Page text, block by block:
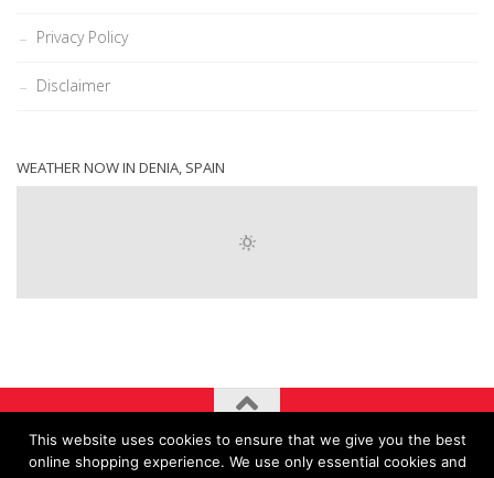
Privacy Policy
Disclaimer
WEATHER NOW IN DENIA, SPAIN
Zona Carpe Diem © 2026. Todos los derechos
This website uses cookies to ensure that we give you the best
online shopping experience. We use only essential cookies and